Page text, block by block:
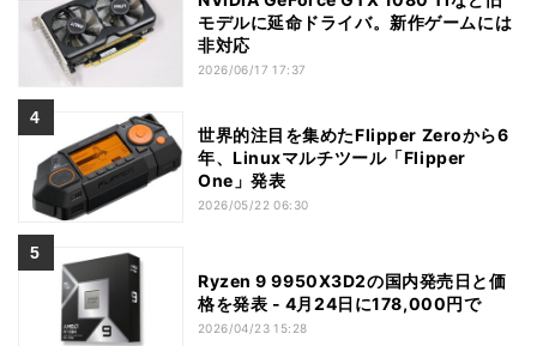
モデルに延命ドライバ。新作ゲームには
非対応
2026/06/17 17:37
世界的注目を集めたFlipper Zeroから6
年、Linuxマルチツール「Flipper
One」発表
2026/05/22 06:30
Ryzen 9 9950X3D2の国内発売日と価
格を発表 - 4月24日に178,000円で
2026/04/23 15:28